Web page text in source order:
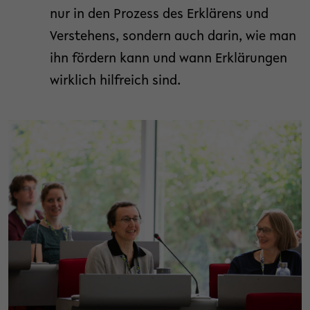
nur in den Prozess des Erklärens und
Verstehens, sondern auch darin, wie man
ihn fördern kann und wann Erklärungen
wirklich hilfreich sind.